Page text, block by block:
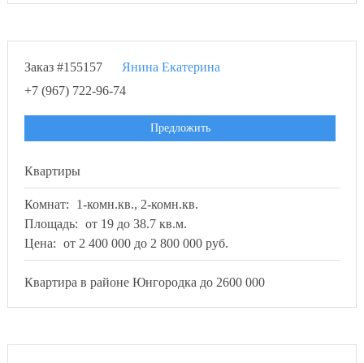
Заказ #155157
Янина Екатерина
+7 (967) 722-96-74
Предложить
Квартиры
Комнат:
1-комн.кв., 2-комн.кв.
Площадь: от 19 до 38.7 кв.м.
Цена: от 2 400 000 до 2 800 000 руб.
Квартира в районе Юнгородка до 2600 000